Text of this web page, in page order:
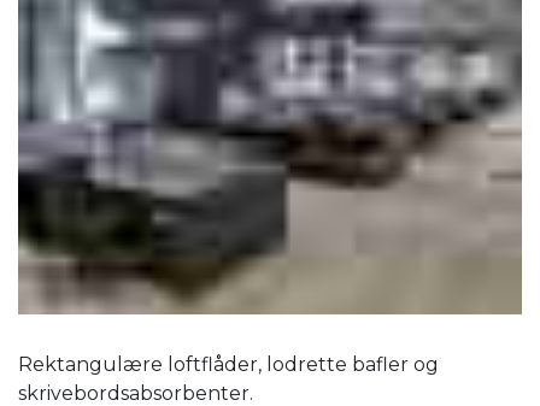
Rektangulære loftflåder, lodrette bafler og
skrivebordsabsorbenter.